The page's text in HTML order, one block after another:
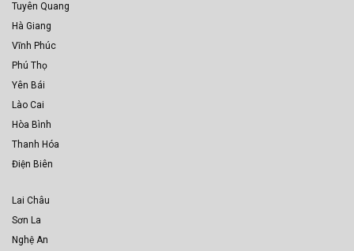
Tuyên Quang
Hà Giang
Vĩnh Phúc
Phú Thọ
Yên Bái
Lào Cai
Hòa Bình
Thanh Hóa
Điện Biên
Lai Châu
Sơn La
Nghệ An